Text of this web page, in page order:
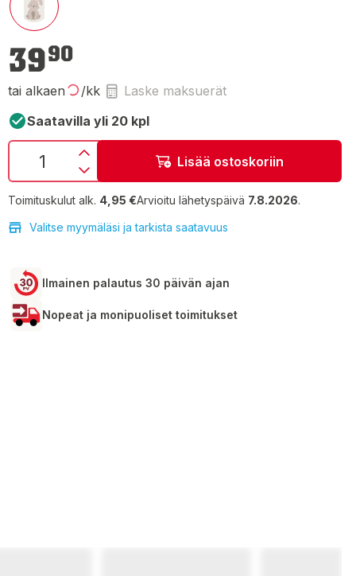
3990
tai alkaen /kk
Laske maksuerät
Saatavilla yli 20 kpl
Lisää ostoskoriin
Toimituskulut alk. 4,95 €Arvioitu lähetyspäivä 7.8.2026.
Valitse myymäläsi ja tarkista saatavuus
Ilmainen palautus 30 päivän ajan
Nopeat ja monipuoliset toimitukset